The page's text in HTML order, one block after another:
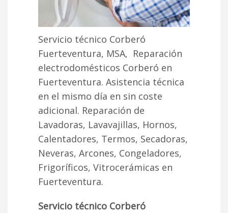
Servicio técnico Corberó
Fuerteventura, MSA, Reparación
electrodomésticos Corberó en
Fuerteventura. Asistencia técnica
en el mismo día en sin coste
adicional. Reparación de
Lavadoras, Lavavajillas, Hornos,
Calentadores, Termos, Secadoras,
Neveras, Arcones, Congeladores,
Frigoríficos, Vitrocerámicas en
Fuerteventura.
Servicio técnico Corberó